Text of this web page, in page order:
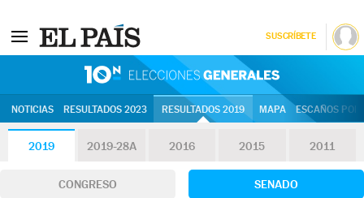
SUSCRÍBETE
NOTICIAS RESULTADOS 2023 RESULTADOS 2019 MAPA ESCAÑOS
2019 2019-28A 2016 2015 2011
CONGRESO SENADO